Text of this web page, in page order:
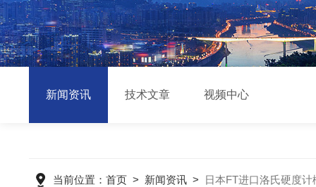
新闻资讯 技术文章 视频中心
当前位置： 首页> 新闻资讯> 日本FT进口洛氏硬度计